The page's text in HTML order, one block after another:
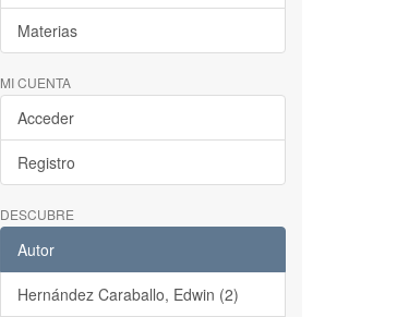
Materias
MI CUENTA
Acceder
Registro
DESCUBRE
Autor
Hernández Caraballo, Edwin (2)